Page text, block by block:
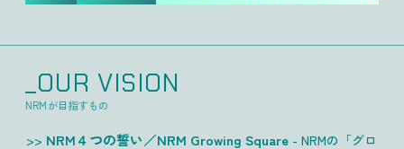
_OUR VISION
NRMが目指すもの
NRM４つの誓い／NRM Growing Square - NRMの「グロ